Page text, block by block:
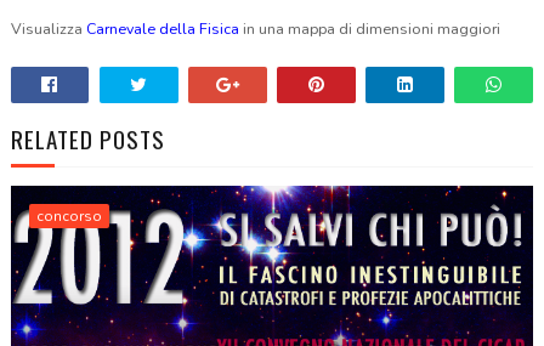
Visualizza Carnevale della Fisica in una mappa di dimensioni maggiori
RELATED POSTS
concorso